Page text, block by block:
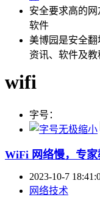
安全要求高的
软件
美博园是安全
资讯、软件及教
wifi
字号：
WiFi 网络慢，专
2023-10-7
网络技术